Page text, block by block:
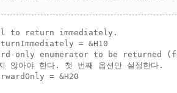
to return immediately.
= &H10
only enumerator to be returned
않아야 한다. 첫 번째 옵션만 설정한다.
= &H20